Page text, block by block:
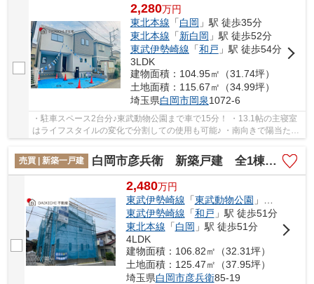
2,280万円
東北本線 「白岡 」駅 徒歩35分
東北本線 「新白岡 」駅 徒歩52分
東武伊勢崎線 「和戸 」駅 徒歩54分
3LDK
建物面積：104.95㎡（31.74坪）
土地面積：115.67㎡（34.99坪）
埼玉県白岡市岡泉1072-6
・駐車スペース2台分♪東武動物公園まで車で15分！ ・13.1帖の主寝室
はライフスタイルの変化で分割しての使用も可能♪ ・南向きで陽当たり
売買 | 新築一戸建
白岡市彦兵衛 新築戸建 全1棟 1号棟
2,480万円
東武伊勢崎線 「東武動物公園 」駅 徒歩41分
東武伊勢崎線 「和戸 」駅 徒歩51分
東北本線 「白岡 」駅 徒歩51分
4LDK
建物面積：106.82㎡（32.31坪）
土地面積：125.47㎡（37.95坪）
埼玉県白岡市彦兵衛85-19